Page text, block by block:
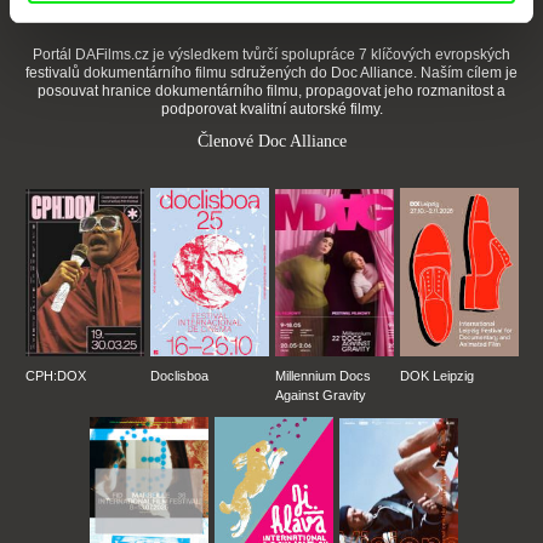
Portál DAFilms.cz je výsledkem tvůrčí spolupráce 7 klíčových evropských
festivalů dokumentárního filmu sdružených do Doc Alliance. Naším cílem je
posouvat hranice dokumentárního filmu, propagovat jeho rozmanitost a
podporovat kvalitní autorské filmy.
Členové Doc Alliance
CPH:DOX Doclisboa
Millennium Docs
Against Gravity
DOK Leipzig